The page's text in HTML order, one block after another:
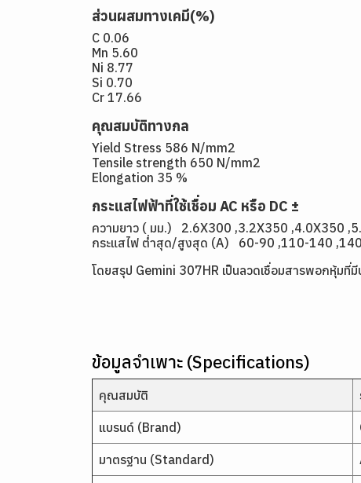
ส่วนผสมทางเคมี(%)
C 0.06
Mn 5.60
Ni 8.77
Si 0.70
Cr 17.66
คุณสมบัติทางกล
Yield Stress 586 N/mm2
Tensile strength 650 N/mm2
Elongation 35 %
กระแสไฟฟ้าที่ใช้เชื่อม AC หรือ DC ±
ความยาว ( มม.) 2.6X300 ,3.2X350 ,4.0X350
กระแสไฟ ต่ำสุด/สูงสุด (A) 60-90 ,110-140
โดยสรุป Gemini 307HR เป็นลวดเชื่อมสารพอกหุ้มที่
ข้อมูลจำเพาะ (Specifications)
คุณสมบัติ
แบรนด์ (Brand)
มาตรฐาน (Standard)